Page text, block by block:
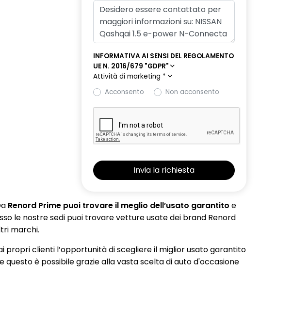
INFORMATIVA AI SENSI DEL REGOLAMENTO
UE N. 2016/679 "GDPR"
Attività di marketing *
Acconsento
Non acconsento
Renord Prime puoi trovare il meglio dell’usato garantito e
le nostre sedi puoi trovare vetture usate dei brand Renord
marchi.
propri clienti l’opportunità di scegliere il miglior usato garantito
questo è possibile grazie alla vasta scelta di auto d'occasione